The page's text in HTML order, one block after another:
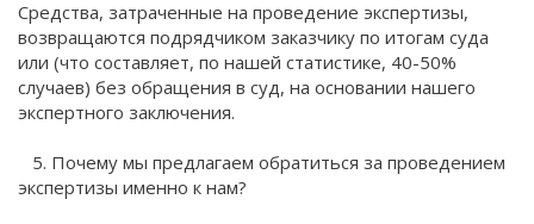
Средства, затраченные на проведение экспертизы,
возвращаются подрядчиком заказчику по итогам суда
или (что составляет, по нашей статистике, 40-50%
случаев) без обращения в суд, на основании нашего
экспертного заключения.
5. Почему мы предлагаем обратиться за проведением
экспертизы именно к нам?